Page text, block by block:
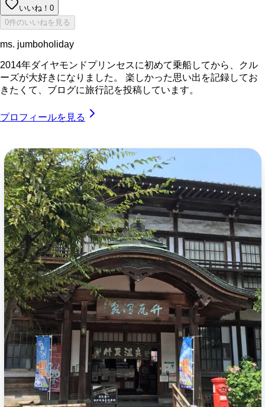
いいね！ 0
0件のいいねを見る
ms. jumboholiday
2014年ダイヤモンドプリンセスに初めて乗船してから、クル
ーズが大好きになりました。 楽しかった思い出を記録してお
きたくて、ブログに旅行記を投稿しています。
プロフィールを見る